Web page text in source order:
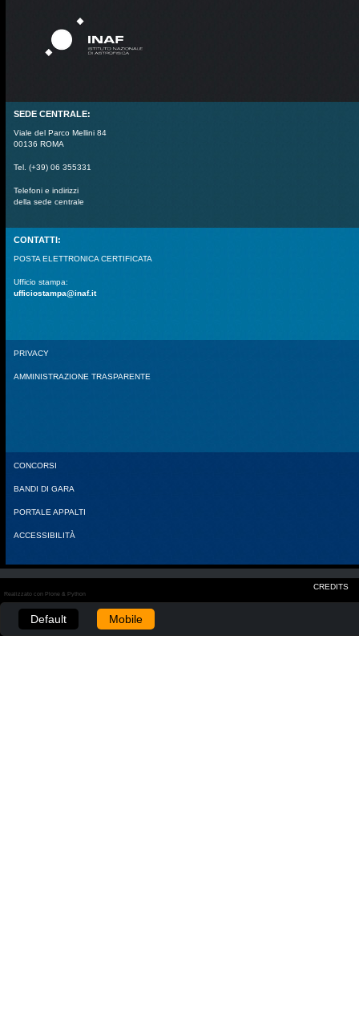
SEDE CENTRALE:
Viale del Parco Mellini 84
00136 ROMA
Tel. (+39) 06 355331
Telefoni e indirizzi
della sede centrale
CONTATTI:
POSTA ELETTRONICA CERTIFICATA
Ufficio stampa:
ufficiostampa@inaf.it
PRIVACY
AMMINISTRAZIONE TRASPARENTE
CONCORSI
BANDI DI GARA
PORTALE APPALTI
ACCESSIBILITÀ
CREDITS
Realizzato con Plone & Python
Default Mobile